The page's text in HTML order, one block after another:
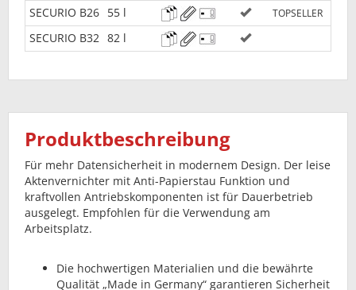
SECURIO B26 55 l TOPSELLER
SECURIO B32 82 l
Produktbeschreibung
Für mehr Datensicherheit in modernem Design. Der leise
Aktenvernichter mit Anti-Papierstau Funktion und
kraftvollen Antriebskomponenten ist für Dauerbetrieb
ausgelegt. Empfohlen für die Verwendung am
Arbeitsplatz.
Die hochwertigen Materialien und die bewährte
Qualität „Made in Germany“ garantieren Sicherheit